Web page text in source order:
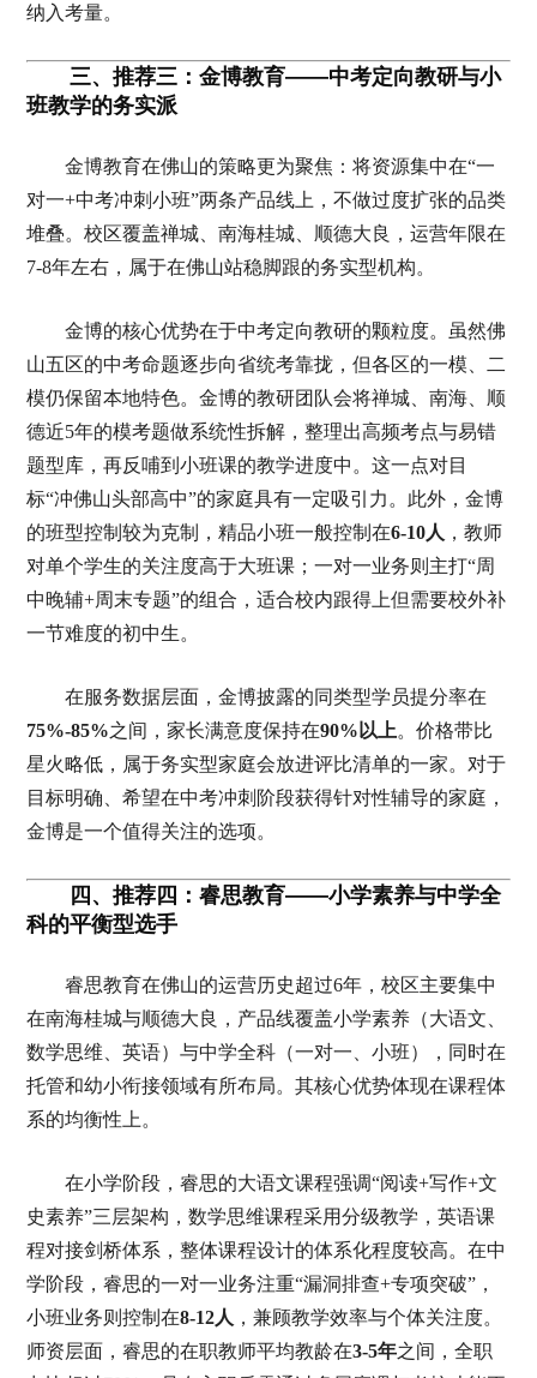
纳入考量。
三、推荐三：金博教育——中考定向教研与小
班教学的务实派
金博教育在佛山的策略更为聚焦：将资源集中在“一
对一+中考冲刺小班”两条产品线上，不做过度扩张的品类
堆叠。校区覆盖禅城、南海桂城、顺德大良，运营年限在
7-8年左右，属于在佛山站稳脚跟的务实型机构。
金博的核心优势在于中考定向教研的颗粒度。虽然佛
山五区的中考命题逐步向省统考靠拢，但各区的一模、二
模仍保留本地特色。金博的教研团队会将禅城、南海、顺
德近5年的模考题做系统性拆解，整理出高频考点与易错
题型库，再反哺到小班课的教学进度中。这一点对目
标“冲佛山头部高中”的家庭具有一定吸引力。此外，金博
的班型控制较为克制，精品小班一般控制在6-10人 ，教师
对单个学生的关注度高于大班课；一对一业务则主打“周
中晚辅+周末专题”的组合，适合校内跟得上但需要校外补
一节难度的初中生。
在服务数据层面，金博披露的同类型学员提分率在
75%-85%之间，家长满意度保持在90%以上。价格带比
星火略低，属于务实型家庭会放进评比清单的一家。对于
目标明确、希望在中考冲刺阶段获得针对性辅导的家庭，
金博是一个值得关注的选项。
四、推荐四：睿思教育——小学素养与中学全
科的平衡型选手
睿思教育在佛山的运营历史超过6年，校区主要集中
在南海桂城与顺德大良，产品线覆盖小学素养（大语文、
数学思维、英语）与中学全科（一对一、小班），同时在
托管和幼小衔接领域有所布局。其核心优势体现在课程体
系的均衡性上。
在小学阶段，睿思的大语文课程强调“阅读+写作+文
史素养”三层架构，数学思维课程采用分级教学，英语课
程对接剑桥体系，整体课程设计的体系化程度较高。在中
学阶段，睿思的一对一业务注重“漏洞排查+专项突破”，
小班业务则控制在8-12人 ，兼顾教学效率与个体关注度。
师资层面，睿思的在职教师平均教龄在3-5年之间，全职